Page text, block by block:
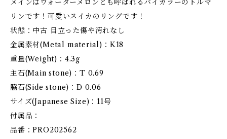
メインはウォーターメロンとも呼ばれるバイカラーのトルマ
リンです！可愛いスイカのリングです！
状態：中古 目立った傷や汚れなし
金属素材(Metal material)：K18
重量(Weight)：4.3g
主石(Main stone)：T 0.69
脇石(Side stone)：D 0.06
サイズ(Japanese Size)：11号
付属品：
品番：PRO202562